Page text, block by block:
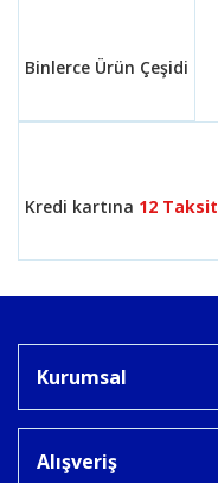
Binlerce Ürün Çeşidi
Kredi kartına 12 Taksit
Kurumsal
Alışveriş